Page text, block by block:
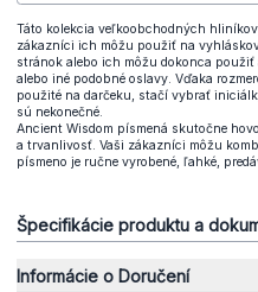
Táto kolekcia veľkoobchodných
zákazníci ich môžu použiť na
stránok alebo ich môžu dokonca
alebo iné podobné oslavy. Vďaka
použité na darčeku, stačí vybrať
sú nekonečné.
Ancient Wisdom písmená skutočne
a trvanlivosť. Vaši zákazníci môžu
písmeno je ručne vyrobené, ľahké,
Špecifikácie produktu a
Informácie o Doručení